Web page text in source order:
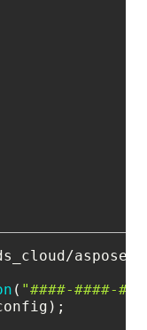
( "####-####-